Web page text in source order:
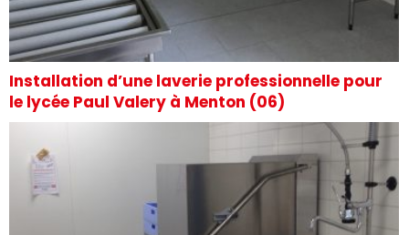
Installation d’une laverie professionnelle pour
le lycée Paul Valery à Menton (06)